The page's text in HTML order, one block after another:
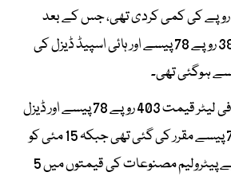
قیمت بالترتیب 22،22 روپے کی کمی کردی تھی، جس کے بعد
پیٹرول کی نئی قیمت 381 روپے 78 پیسے اور ہائی اسپیڈ ڈیزل کی
اس سے قبل پیٹرول کی فی لیٹر قیمت 403 روپے 78 پیسے اور ڈیزل
کی قیمت 402 روپے 78 پیسے مقرر کی گئی تھی جبکہ 15 مئی کو
شروع ہوئے ہفتے کے لیے پیٹرولیم مصنوعات کی قیمتوں میں 5